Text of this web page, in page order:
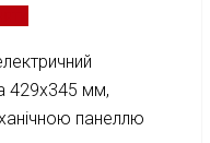
429x345 мм,
панеллю